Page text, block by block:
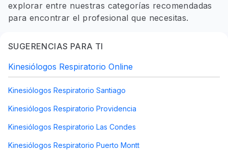
explorar entre nuestras categorías recomendadas
para encontrar el profesional que necesitas.
SUGERENCIAS PARA TI
Kinesiólogos Respiratorio Online
Kinesiólogos Respiratorio Santiago
Kinesiólogos Respiratorio Providencia
Kinesiólogos Respiratorio Las Condes
Kinesiólogos Respiratorio Puerto Montt